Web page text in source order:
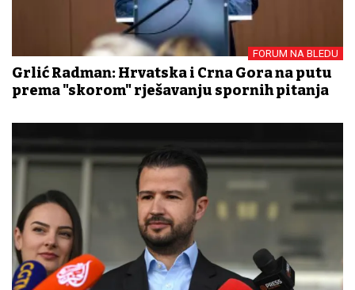
FORUM NA BLEDU
Grlić Radman: Hrvatska i Crna Gora na putu
prema "skorom" rješavanju spornih pitanja